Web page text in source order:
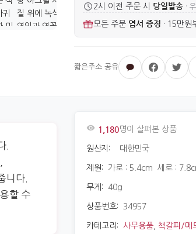
2시 이전 주문 시 당일발송 ·
모든 주문 엽서 증정 · 15만원
.
니다.
할 수
1,180명이 살펴본 상품
원산지: 대한민국
제원: 가로 : 5.4cm 세로 :
무게: 40g
상품번호: 34957
카테고리: 사무용품 책갈피/메